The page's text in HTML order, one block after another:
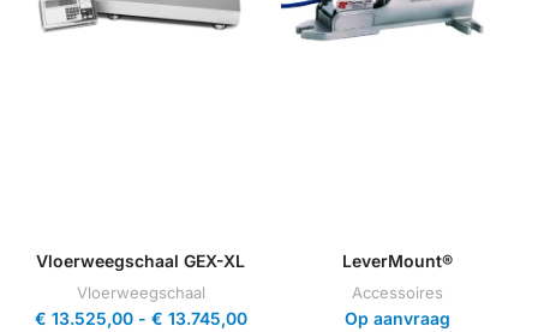
Vloerweegschaal GEX-XL
Vloerweegschaal
€ 13.525,00 - € 13.745,00
LeverMount®
Accessoires
Op aanvraag